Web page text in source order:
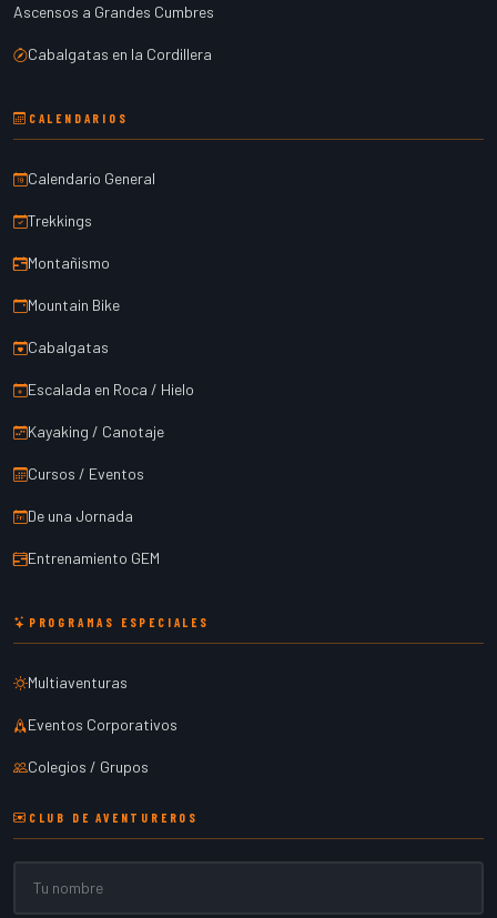
Ascensos a Grandes Cumbres
Cabalgatas en la Cordillera
CALENDARIOS
Calendario General
Trekkings
Montañismo
Mountain Bike
Cabalgatas
Escalada en Roca / Hielo
Kayaking / Canotaje
Cursos / Eventos
De una Jornada
Entrenamiento GEM
PROGRAMAS ESPECIALES
Multiaventuras
Eventos Corporativos
Colegios / Grupos
CLUB DE AVENTUREROS